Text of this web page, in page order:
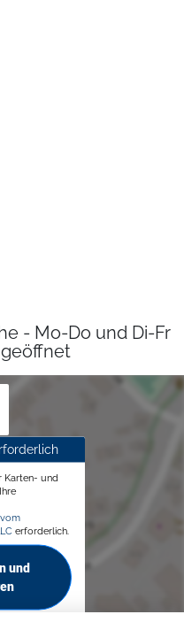
- Mo-Do und Di-Fr
Karten- und
erforderlich.
und